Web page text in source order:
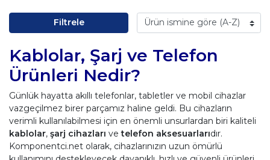
Filtrele
Kablolar, Şarj ve Telefon
Ürünleri Nedir?
Günlük hayatta akıllı telefonlar, tabletler ve mobil cihazlar
vazgeçilmez birer parçamız haline geldi. Bu cihazların
verimli kullanılabilmesi için en önemli unsurlardan biri kaliteli
kablolar, şarj cihazları vetelefon aksesuarlarıdır.
Komponentci.net olarak, cihazlarınızın uzun ömürlü